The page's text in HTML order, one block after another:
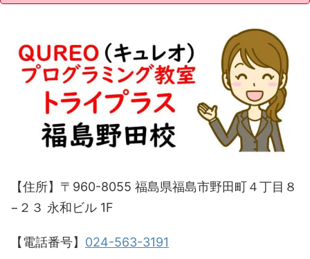
【住所】〒960-8055 福島県福島市野田町４丁目８
−２３ 永和ビル 1F
【電話番号】 024-563-3191